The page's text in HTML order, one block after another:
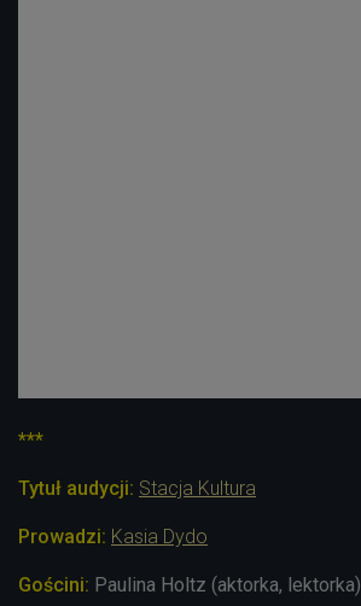
***
Tytuł audycji: Stacja Kultura
Prowadzi: Kasia Dydo
Gościni: Paulina Holtz (aktorka, lektorka)